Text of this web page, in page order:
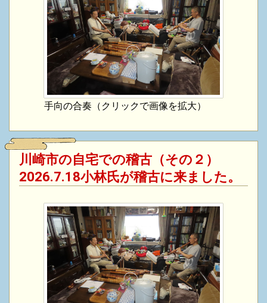
手向の合奏（クリックで画像を拡大）
川崎市の自宅での稽古（その２）
2026.7.18小林氏が稽古に来ました。